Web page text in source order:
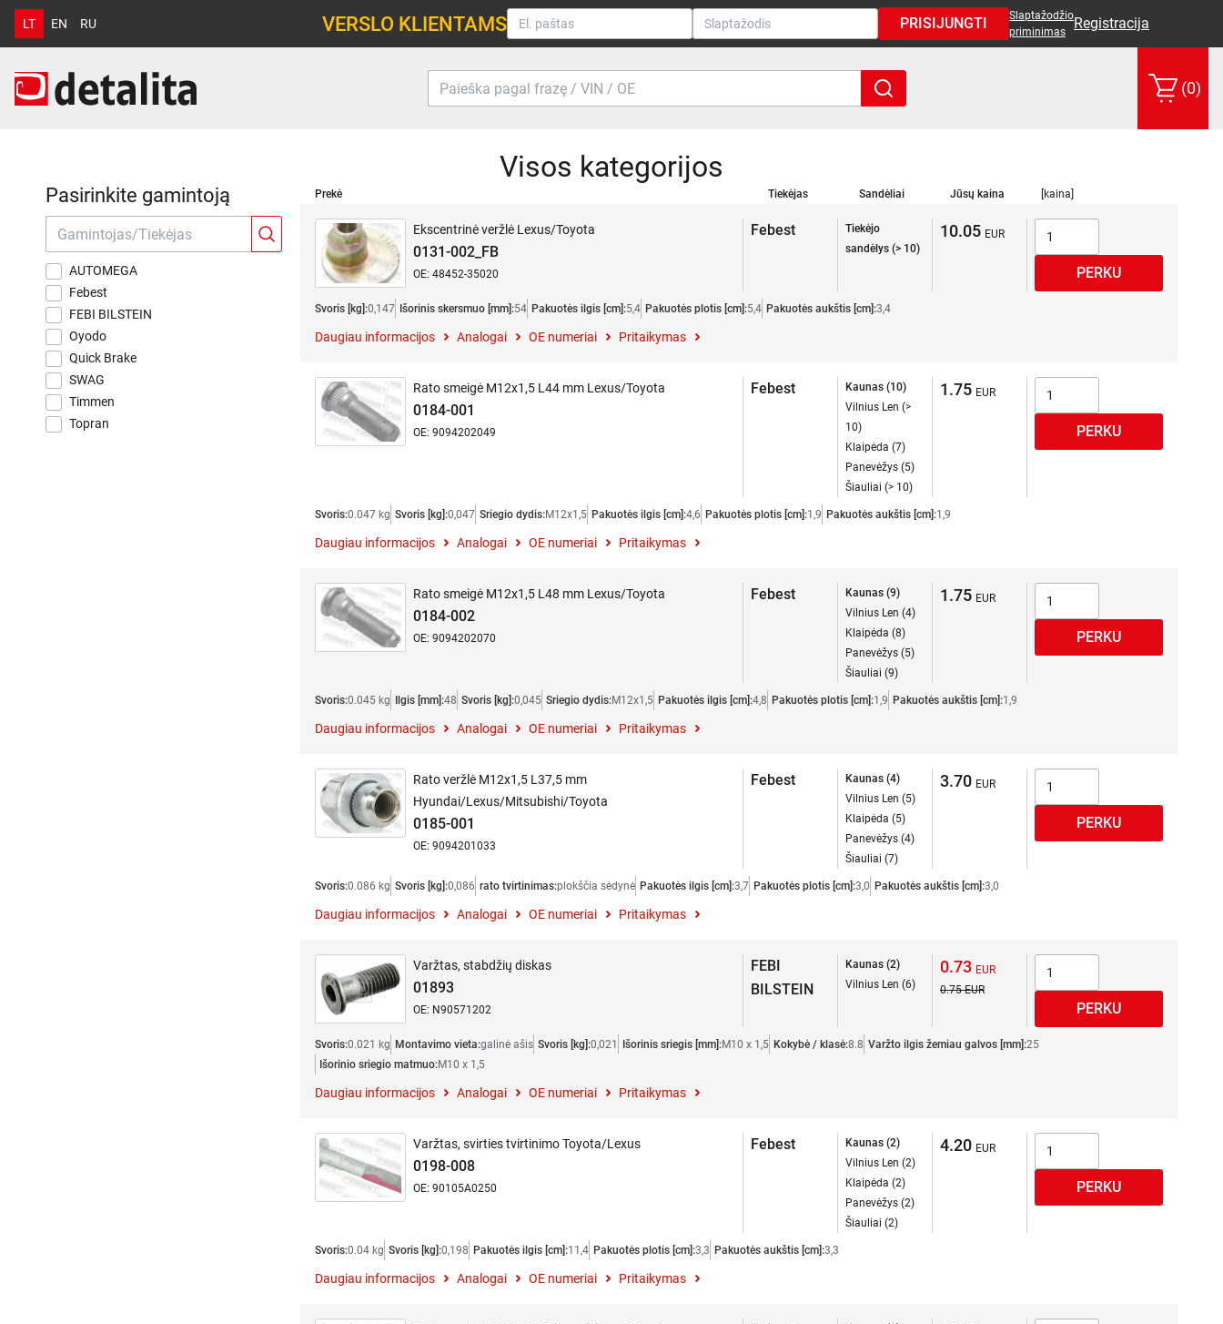
LT EN RU VERSLO KLIENTAMS PRISIJUNGTI
Slaptažodžio
priminimas
Registracija
(0)
Visos kategorijos
Pasirinkite gamintoją
AUTOMEGA
Febest
FEBI BILSTEIN
Oyodo
Quick Brake
SWAG
Timmen
Topran
Prekė Tiekėjas Sandėliai Jūsų kaina [kaina]
Ekscentrinė veržlė Lexus/Toyota
0131-002_FB
OE: 48452-35020
Febest
Tiekėjo
sandėlys (> 10)
10.05
Svoris [kg]:0,147 Išorinis skersmuo [mm]:54 Pakuotės ilgis [cm]:5,4 Pakuotės plotis [cm]:5,4 Pakuotės aukštis [cm]:3,4
Daugiau informacijos Analogai OE numeriai Pritaikymas
Rato smeigė M12x1,5 L44 mm Lexus/Toyota
0184-001
OE: 9094202049
Febest
Kaunas (10)
Vilnius Len (>
10)
Klaipėda (7)
Panevėžys (5)
Šiauliai (> 10)
1.75
Svoris:0.047 kg Svoris [kg]:0,047 Sriegio dydis:M12x1,5 Pakuotės ilgis [cm]:4,6 Pakuotės plotis [cm]:1,9 Pakuotės aukštis [cm]:1,9
Daugiau informacijos Analogai OE numeriai Pritaikymas
Rato smeigė M12x1,5 L48 mm Lexus/Toyota
0184-002
OE: 9094202070
Febest
Kaunas (9)
Vilnius Len (4)
Klaipėda (8)
Panevėžys (5)
Šiauliai (9)
1.75
Svoris:0.045 kg Ilgis [mm]:48 Svoris [kg]:0,045 Sriegio dydis:M12x1,5 Pakuotės ilgis [cm]:4,8 Pakuotės plotis [cm]:1,9 Pakuotės aukštis [cm]:1,9
Daugiau informacijos Analogai OE numeriai Pritaikymas
Rato veržlė M12x1,5 L37,5 mm
Hyundai/Lexus/Mitsubishi/Toyota
0185-001
OE: 9094201033
Febest
Kaunas (4)
Vilnius Len (5)
Klaipėda (5)
Panevėžys (4)
Šiauliai (7)
3.70
Svoris:0.086 kg Svoris [kg]:0,086 rato tvirtinimas:plokščia sėdynė Pakuotės ilgis [cm]:3,7 Pakuotės plotis [cm]:3,0 Pakuotės aukštis [cm]:3,0
Daugiau informacijos Analogai OE numeriai Pritaikymas
Varžtas, stabdžių diskas
01893
OE: N90571202
FEBI
BILSTEIN
Kaunas (2)
Vilnius Len (6)
0.73
0.75
Svoris:0.021 kg Montavimo vieta:galinė ašis Svoris [kg]:0,021 Išorinis sriegis [mm]:M10 x 1,5 Kokybė / klasė:8.8 Varžto ilgis žemiau galvos [mm]:25
Išorinio sriegio matmuo:M10 x 1,5
Daugiau informacijos Analogai OE numeriai Pritaikymas
Varžtas, svirties tvirtinimo Toyota/Lexus
0198-008
OE: 90105A0250
Febest
Kaunas (2)
Vilnius Len (2)
Klaipėda (2)
Panevėžys (2)
Šiauliai (2)
4.20
Svoris:0.04 kg Svoris [kg]:0,198 Pakuotės ilgis [cm]:11,4 Pakuotės plotis [cm]:3,3 Pakuotės aukštis [cm]:3,3
Daugiau informacijos Analogai OE numeriai Pritaikymas